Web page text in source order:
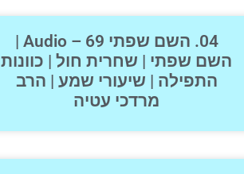
04. השם שפתי 69 – Audio |
השם שפתי | שחרית חול | כוונות
התפילה | שיעורי שמע | הרב
מרדכי עטיה